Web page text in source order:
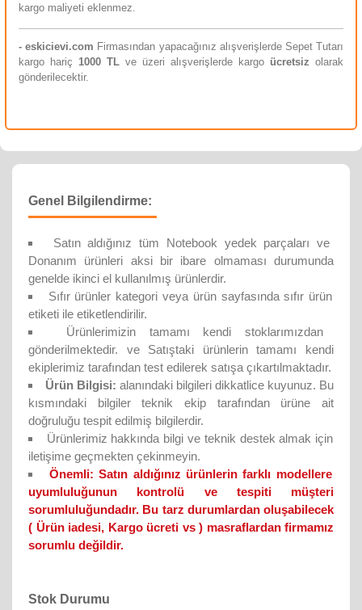
kargo maliyeti eklenmez.
-eskicievi.com Firmasından yapacağınız alışverişlerde Sepet Tutarı
kargo hariç1000 TL ve üzeri alışverişlerde kargo ücretsiz olarak
gönderilecektir.
Genel Bilgilendirme:
Satın aldığınız tüm Notebook yedek parçaları ve
Donanım ürünleri aksi bir ibare olmaması durumunda
genelde ikinci el kullanılmış ürünlerdir.
Sıfır ürünler kategori veya ürün sayfasında sıfır ürün
etiketi ile etiketlendirilir.
Ürünlerimizin tamamı kendi stoklarımızdan
gönderilmektedir. ve Satıştaki ürünlerin tamamı kendi
ekiplerimiz tarafından test edilerek satışa çıkartılmaktadır.
Ürün Bilgisi: alanındaki bilgileri dikkatlice kuyunuz. Bu
kısmındaki bilgiler teknik ekip tarafından ürüne ait
doğruluğu tespit edilmiş bilgilerdir.
Ürünlerimiz hakkında bilgi ve teknik destek almak için
iletişime geçmekten çekinmeyin.
Önemli: Satın aldığınız ürünlerin farklı modellere
uyumluluğunun kontrolü ve tespiti müşteri
sorumluluğundadır. Bu tarz durumlardan oluşabilecek
( Ürün iadesi, Kargo ücreti vs ) masraflardan firmamız
sorumlu değildir.
Stok Durumu